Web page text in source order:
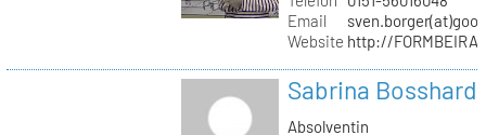
Email
Website http://
Sabrina Bosshard
Absolventin